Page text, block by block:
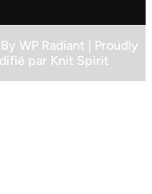
By WP Radiant | Proudly
par Knit Spirit